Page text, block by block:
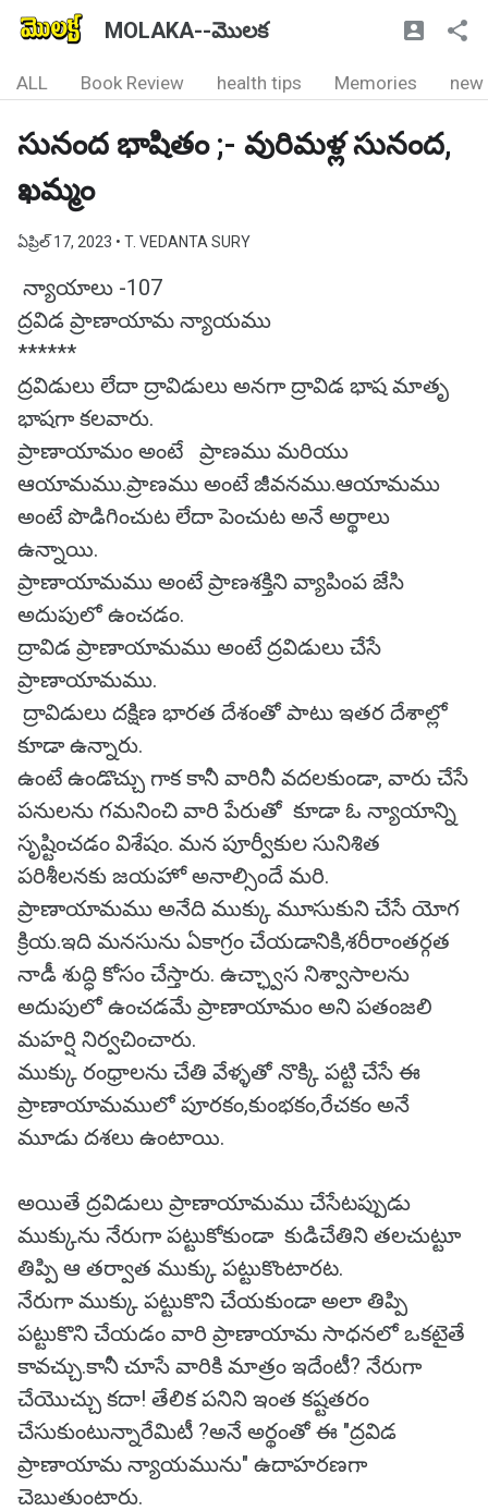
MOLAKA--మొలక
ALL Book Review health tips Memories new
సునంద భాషితం ;- వురిమళ్ల సునంద,
ఖమ్మం
ఏప్రిల్ 17, 2023 • T. VEDANTA SURY
న్యాయాలు -107
ద్రవిడ ప్రాణాయామ న్యాయము
******
ద్రవిడులు లేదా ద్రావిడులు అనగా ద్రావిడ భాష మాతృ
భాషగా కలవారు.
ప్రాణాయామం అంటే ప్రాణము మరియు
ఆయామము.ప్రాణము అంటే జీవనము.ఆయామము
అంటే పొడిగించుట లేదా పెంచుట అనే అర్థాలు
ఉన్నాయి.
ప్రాణాయామము అంటే ప్రాణశక్తిని వ్యాపింప జేసి
అదుపులో ఉంచడం.
ద్రావిడ ప్రాణాయామము అంటే ద్రవిడులు చేసే
ప్రాణాయామము.
ద్రావిడులు దక్షిణ భారత దేశంతో పాటు ఇతర దేశాల్లో
కూడా ఉన్నారు.
ఉంటే ఉండొచ్చు గాక కానీ వారినీ వదలకుండా, వారు చేసే
పనులను గమనించి వారి పేరుతో కూడా ఓ న్యాయాన్ని
సృష్టించడం విశేషం. మన పూర్వీకుల సునిశిత
పరిశీలనకు జయహో అనాల్సిందే మరి.
ప్రాణాయామము అనేది ముక్కు మూసుకుని చేసే యోగ
క్రియ.ఇది మనసును ఏకాగ్రం చేయడానికి,శరీరాంతర్గత
నాడీ శుద్ధి కోసం చేస్తారు. ఉచ్ఛ్వాస నిశ్వాసాలను
అదుపులో ఉంచడమే ప్రాణాయామం అని పతంజలి
మహర్షి నిర్వచించారు.
ముక్కు రంధ్రాలను చేతి వేళ్ళతో నొక్కి పట్టి చేసే ఈ
ప్రాణాయామములో పూరకం,కుంభకం,రేచకం అనే
మూడు దశలు ఉంటాయి.
అయితే ద్రవిడులు ప్రాణాయామము చేసేటప్పుడు
ముక్కును నేరుగా పట్టుకోకుండా కుడిచేతిని తలచుట్టూ
తిప్పి ఆ తర్వాత ముక్కు పట్టుకొంటారట.
నేరుగా ముక్కు పట్టుకొని చేయకుండా అలా తిప్పి
పట్టుకొని చేయడం వారి ప్రాణాయామ సాధనలో ఒకటైతే
కావచ్చు.కానీ చూసే వారికి మాత్రం ఇదేంటీ? నేరుగా
చేయొచ్చు కదా! తేలిక పనిని ఇంత కష్టతరం
చేసుకుంటున్నారేమిటీ ?అనే అర్థంతో ఈ "ద్రవిడ
ప్రాణాయామ న్యాయమును" ఉదాహరణగా
చెబుతుంటారు.